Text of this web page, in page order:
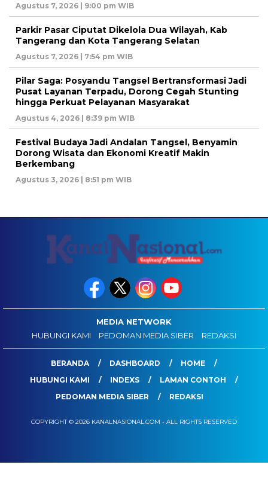
Agustus 7, 2026 | 9:00 pm WIB
Parkir Pasar Ciputat Dikelola Dua Wilayah, Kab
Tangerang dan Kota Tangerang Selatan
Agustus 7, 2026 | 7:54 pm WIB
Pilar Saga: Posyandu Tangsel Bertransformasi Jadi
Pusat Layanan Terpadu, Dorong Cegah Stunting
hingga Perkuat Pelayanan Masyarakat
Agustus 4, 2026 | 8:39 pm WIB
Festival Budaya Jadi Andalan Tangsel, Benyamin
Dorong Wisata dan Ekonomi Kreatif Makin
Berkembang
Agustus 3, 2026 | 8:51 pm WIB
MEDIA NETWORK
HUBUNGI KAMI
PEDOMAN MEDIA SIBER REDAKSI
BERANDA DASHBOARD
HOME
HUBUNGI KAMI
INDEXS
LAMAN CONTOH
PEDOMAN MEDIA SIBER
REDAKSI
COPYRIGHT © 2026 KANALNASIONAL.COM - ALL RIGHTS RESERVED